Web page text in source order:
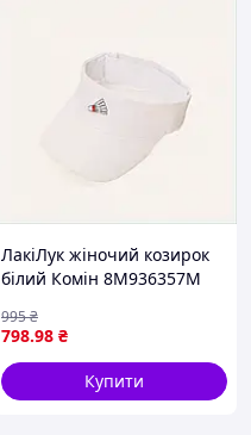
ЛакіЛук жіночий козирок
білий Комін 8M936357M
798.98 ₴
995₴
Купити